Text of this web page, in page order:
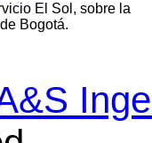
El Sol, sobre la
Bogotá.